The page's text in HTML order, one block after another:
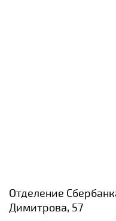
Отделение
Димитрова, 57